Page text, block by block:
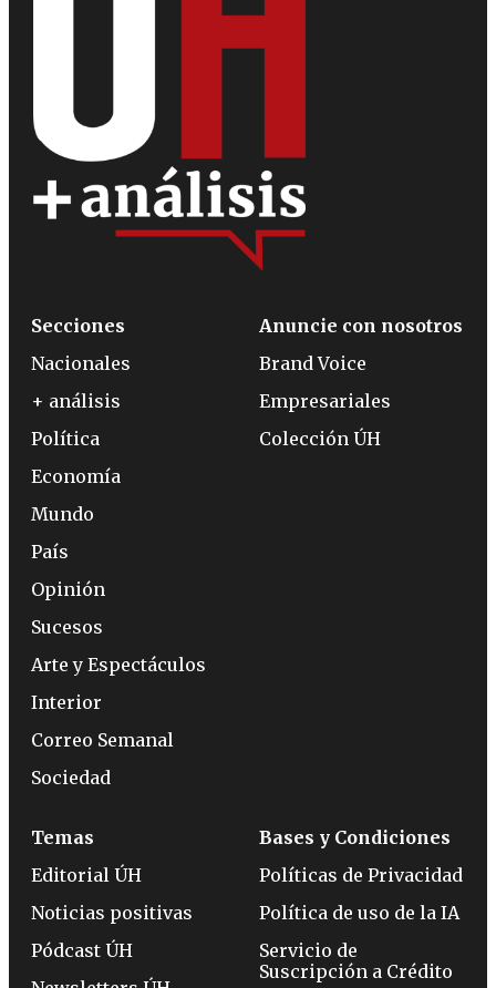
Secciones
Nacionales
+ análisis
Política
Economía
Mundo
País
Opinión
Sucesos
Arte y Espectáculos
Interior
Correo Semanal
Sociedad
Anuncie con nosotros
Brand Voice
Empresariales
Colección ÚH
Temas
Editorial ÚH
Noticias positivas
Pódcast ÚH
Bases y Condiciones
Políticas de Privacidad
Política de uso de la IA
Servicio de
Suscripción a Crédito